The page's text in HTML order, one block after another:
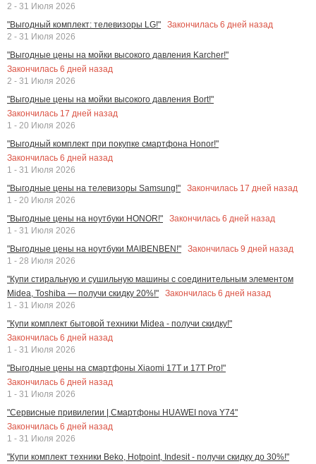
2 - 31 Июля 2026
"Выгодный комплект: телевизоры LG!"
Закончилась 6 дней назад
2 - 31 Июля 2026
"Выгодные цены на мойки высокого давления Karcher!"
Закончилась 6 дней назад
2 - 31 Июля 2026
"Выгодные цены на мойки высокого давления Bort!"
Закончилась 17 дней назад
1 - 20 Июля 2026
"Выгодный комплект при покупке смартфона Honor!"
Закончилась 6 дней назад
1 - 31 Июля 2026
"Выгодные цены на телевизоры Samsung!"
Закончилась 17 дней назад
1 - 20 Июля 2026
"Выгодные цены на ноутбуки HONOR!"
Закончилась 6 дней назад
1 - 31 Июля 2026
"Выгодные цены на ноутбуки MAIBENBEN!"
Закончилась 9 дней назад
1 - 28 Июля 2026
"Купи стиральную и сушильную машины с соединительным элементом
Midea, Toshiba — получи скидку 20%!"
Закончилась 6 дней назад
1 - 31 Июля 2026
"Купи комплект бытовой техники Midea - получи скидку!"
Закончилась 6 дней назад
1 - 31 Июля 2026
"Выгодные цены на смартфоны Xiaomi 17T и 17T Pro!"
Закончилась 6 дней назад
1 - 31 Июля 2026
"Сервисные привилегии | Смартфоны HUAWEI nova Y74"
Закончилась 6 дней назад
1 - 31 Июля 2026
"Купи комплект техники Beko, Hotpoint, Indesit - получи скидку до 30%!"